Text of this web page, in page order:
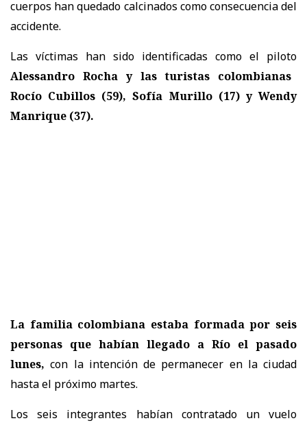
cuerpos han quedado calcinados como consecuencia del
accidente.
Las víctimas han sido identificadas como el piloto
Alessandro Rocha y las turistas colombianas
Rocío Cubillos (59), Sofía Murillo (17) y Wendy
Manrique (37).
La familia colombiana estaba formada por seis
personas que habían llegado a Río el pasado
lunes, con la intención de permanecer en la ciudad
hasta el próximo martes.
Los seis integrantes habían contratado un vuelo